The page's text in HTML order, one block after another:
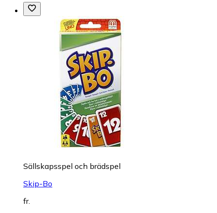
Sällskapsspel och brädspel
Skip-Bo
fr.